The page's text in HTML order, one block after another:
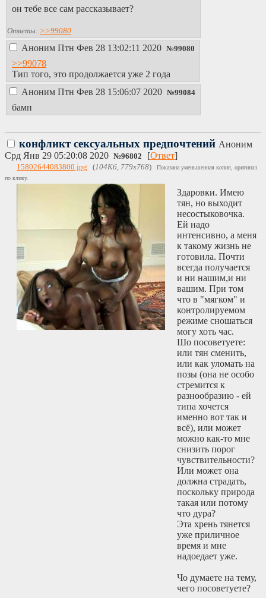
(сам просто из
золотого века)
он тебе все сам рассказывает?
Ответы: >>99080
Аноним Птн Фев 28 13:02:11 2020 №99080
>>99078
Тип того, это продолжается уже 2 года
Аноним Птн Фев 28 15:06:07 2020 №99084
бамп
конфликт сексуальных предпочтений Аноним
Срд Янв 29 05:20:08 2020 №96802 [Ответ]
15802644083800.jpg (104Кб, 779x768)
Показана уменьшенная копия, оригинал
по клику.
Здаровки. Имею
тян, но выходит
несостыковочка.
Ей надо
интенсивно, а меня
к такому жизнь не
готовила. Почти
всегда получается
и ни нашим,и ни
вашим. При том
что в "мягком" и
контролируемом
режиме сношаться
могу хоть час.
Шо посоветуете:
или тян сменить,
или как уломать на
позы (она не особо
стремится к
разнообразию - ей
типа хочется
именно вот так и
всё), или может
можно как-то мне
снизить порог
чувствительности?
Или может она
должна страдать,
поскольку природа
такая или потому
что дура?
Эта хрень тянется
уже приличное
время и мне
надоедает уже.
Чо думаете на тему,
чего посоветуете?